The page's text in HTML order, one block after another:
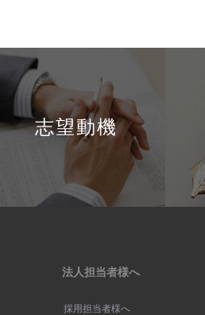
志望動機
法人担当者様へ
採用担当者様へ